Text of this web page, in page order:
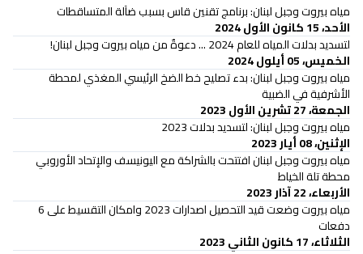
مياه بيروت وجبل لبنان: برنامج تقنين قاس بسبب ضآلة المتساقطات
الأحد، 15 كانون الأول 2024
لتسديد بدلات المياه للعام 2024 ... دعوةٌ من مياه بيروت وجبل لبنان!
الخميس، 05 أيلول 2024
مياه بيروت وجبل لبنان: بدء تصليح خط الضخ الرئيسي المغذي لمحطة
الأشرفية في الضبية
الجمعة، 27 تشرين الأول 2023
مياه بيروت وجبل لبنان: لتسديد بدلات 2023
الإثنين، 08 أيار 2023
مياه بيروت وجبل لبنان افتتحت بالشراكة مع اليونيسف والإتحاد الأوروبي
محطة تلة الخياط
الأربعاء، 22 آذار 2023
مياه بيروت وضعت قيد التحصيل اصدارات 2023 وامكان التقسيط على 6
دفعات
الثلاثاء، 17 كانون الثاني 2023